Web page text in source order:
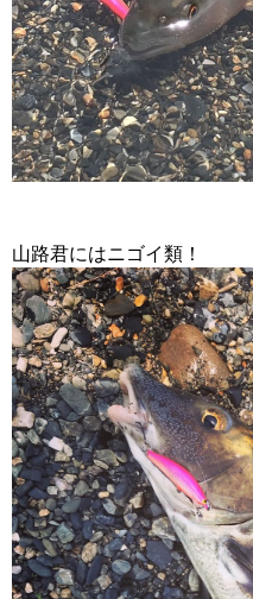
山路君にはニゴイ類！